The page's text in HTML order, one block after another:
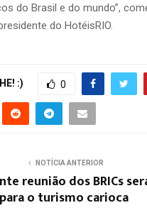
do Brasil e do mundo”,
do HotéisRIO.
:) 0
NOTÍCIA ANTERIOR
reunião dos BRICs
para o turismo carioca